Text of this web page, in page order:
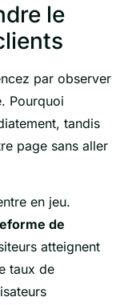
le
par observer
Pourquoi
tandis
page sans aller
en jeu.
de
atteignent
taux de